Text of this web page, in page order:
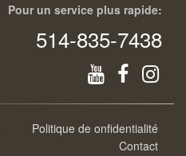
Pour un service plus rapide:
514-835-7438
Politique de onfidentialité
Contact